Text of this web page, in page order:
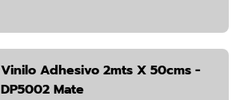
Vinilo Adhesivo 2mts X 50cms -
DP5002 Mate